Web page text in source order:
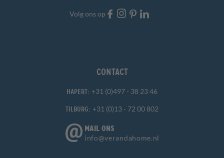
Volg ons op
Contact
Hapert: +31 (0)497 - 38 23 46
Tilburg: +31 (0)13 - 72 00 802
MAIL ONS
info@verandahome.nl